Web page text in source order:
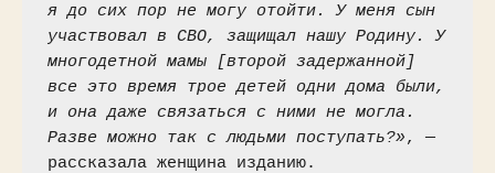
я до сих пор не могу отойти. У меня сын
участвовал в СВО, защищал нашу Родину. У
многодетной мамы [второй задержанной]
все это время трое детей одни дома были,
и она даже связаться с ними не могла.
Разве можно так с людьми поступать?», —
рассказала женщина изданию.